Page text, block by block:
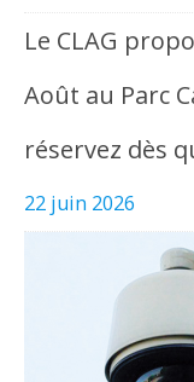
Le CLAG
Août au Parc
réservez dès
22 juin 2026